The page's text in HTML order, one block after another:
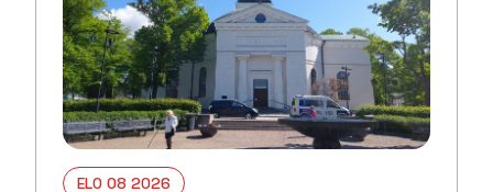
ELO 08 2026